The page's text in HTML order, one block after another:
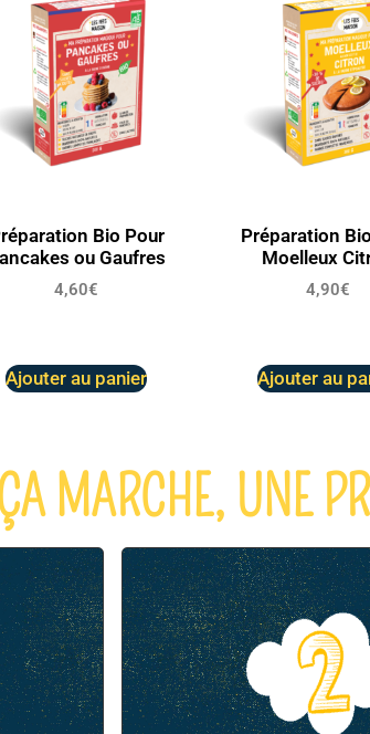
Bio Pour
ou Gaufres
4,60€
Ajouter au panier
Préparation
Moelleux
4,90€
Ajouter au
MARCHE, UNE